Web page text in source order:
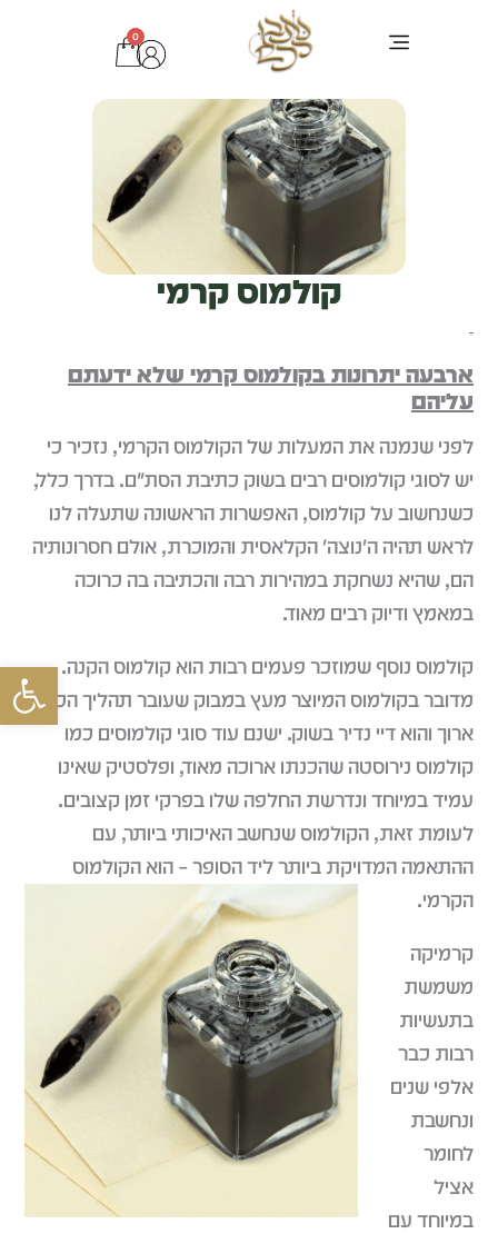
פתח
0
עגלת
קניות
קולמוס קרמי
ארבעה יתרונות בקולמוס קרמי שלא ידעתם
עליהם
לפני שנמנה את המעלות של הקולמוס הקרמי, נזכיר כי
יש לסוגי קולמוסים רבים בשוק כתיבת הסת"ם. בדרך כלל,
כשנחשוב על קולמוס, האפשרות הראשונה שתעלה לנו
לראש תהיה ה'נוצה' הקלאסית והמוכרת, אולם חסרונותיה
הם, שהיא נשחקת במהירות רבה והכתיבה בה כרוכה
במאמץ ודיוק רבים מאוד.
קולמוס נוסף שמוזכר פעמים רבות הוא קולמוס הקנה.
מדובר בקולמוס המיוצר מעץ במבוק שעובר תהליך הכנה
ארוך והוא דיי נדיר בשוק. ישנם עוד סוגי קולמוסים כמו
קולמוס נירוסטה שהכנתו ארוכה מאוד, ופלסטיק שאינו
עמיד במיוחד ונדרשת החלפה שלו בפרקי זמן קצובים.
לעומת זאת, הקולמוס שנחשב האיכותי ביותר, עם
ההתאמה המדויקת ביותר ליד הסופר – הוא הקולמוס
הקרמי.
קרמיקה
משמשת
בתעשיות
רבות כבר
אלפי שנים
ונחשבת
לחומר
אציל
במיוחד עם